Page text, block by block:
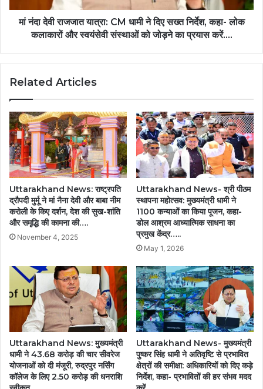
मां नंदा देवी राजजात यात्रा: CM धामी ने दिए सख्त निर्देश, कहा- लोक
कलाकारों और स्वयंसेवी संस्थाओं को जोड़ने का प्रयास करें....
Related Articles
Uttarakhand News: राष्ट्रपति
द्रौपदी मुर्मू ने मां नैना देवी और बाबा नीम
करोली के किए दर्शन, देश की सुख-शांति
और समृद्धि की कामना की….
November 4, 2025
Uttarakhand News- श्री पीठम
स्थापना महोत्सव: मुख्यमंत्री धामी ने
1100 कन्याओं का किया पूजन, कहा-
डोल आश्रम आध्यात्मिक साधना का
प्रमुख केंद्र…..
May 1, 2026
Uttarakhand News: मुख्यमंत्री
धामी ने 43.68 करोड़ की चार सीवरेज
योजनाओं को दी मंजूरी, रुद्रपुर नर्सिंग
कॉलेज के लिए 2.50 करोड़ की धनराशि
Uttarakhand News- मुख्यमंत्री
पुष्कर सिंह धामी ने अतिवृष्टि से प्रभावित
क्षेत्रों की समीक्षा: अधिकारियों को दिए कड़े
निर्देश, कहा- प्रभावितों की हर संभव मदद